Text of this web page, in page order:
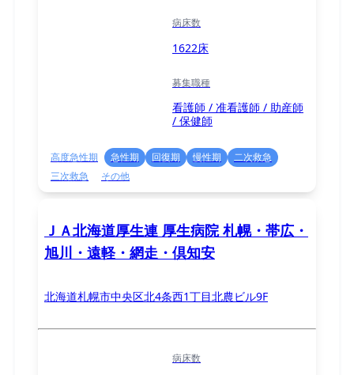
病床数
1622床
募集職種
看護師 / 准看護師 / 助産師
/ 保健師
高度急性期 急性期 回復期 慢性期
二次救急
三次救急
その他
ＪＡ北海道厚生連 厚生病院 札幌・帯広・
旭川・遠軽・網走・倶知安
北海道札幌市中央区北4条西1丁目北農ビル9F
病床数